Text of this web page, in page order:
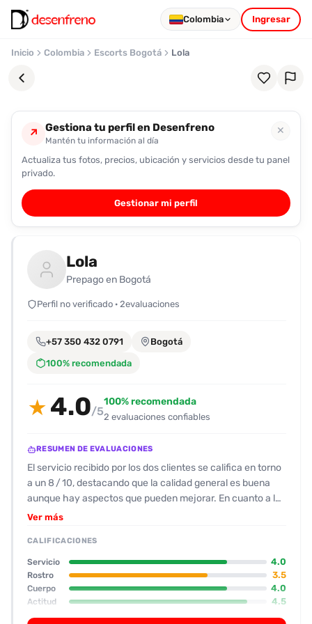
Colombia Ingresar
Inicio Colombia Escorts Bogotá Lola
Favoritos
Pronto
podrás
registrarte
guardar
favoritas
para
fácilmente.
↗ Gestiona tu perfil en Desenfreno
Mantén tu información al día
✕
Actualiza tus fotos, precios, ubicación y servicios desde tu panel
privado.
Gestionar mi perfil
Lola
Prepago en Bogotá
Perfil no verificado · 2evaluaciones
+57 350 432 0791 Bogotá
100% recomendada
★ 4.0/5
100% recomendada
2 evaluaciones confiables
RESUMEN DE EVALUACIONES
El servicio recibido por los dos clientes se califica en torno
a un 8 / 10, destacando que la calidad general es buena
aunque hay aspectos que pueden mejorar. En cuanto a la
apariencia, la escort tiene una estética llamativa: tatuajes
y genitales, y una cabeza con una lengua bifida que les
provoca curiosidad y disfrute. Los senos son grandes pero
algo rígidos, lo cual es una queja recurrente. A nivel de
estado físico, se percibe una buena forma y un buen
tamaño de cuerpo, con un aspecto bien cuidado a pesar
de la ausencia de vello. La actitud de la escort es amable,
Ver más
CALIFICACIONES
Servicio 4.0
Rostro 3.5
Cuerpo 4.0
Actitud 4.5